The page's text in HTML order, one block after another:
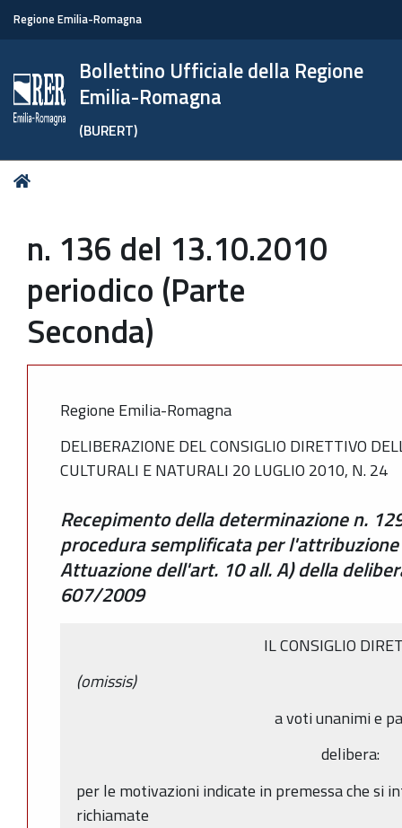
Regione Emilia-Romagna
Bollettino Ufficiale della Regione
Emilia-Romagna
(BURERT)
Tu
n. 136 del 13.10.2010
periodico (Parte
Seconda)
Regione Emilia-Romagna
DELIBERAZIONE DEL CONSIGLIO DIRETTIVO
CULTURALI E NATURALI 20 LUGLIO 2010, N. 24
Recepimento della determinazione n.
procedura semplificata per
Attuazione dell'art. 10 all. A) della
607/2009
IL CONSIGLIO
(omissis)
a voti unanimi e
delibera:
per le motivazioni indicate in premessa che si
richiamate